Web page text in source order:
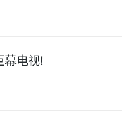
幕电视!